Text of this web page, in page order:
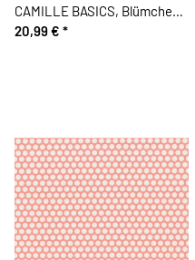
CAMILLE BASICS, Blümchen
und Punkte, rot-wollweiß,
20,99 € *